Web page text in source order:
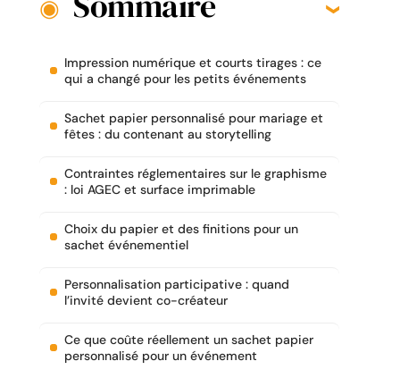
Impression numérique et courts tirages : ce
qui a changé pour les petits événements
Sachet papier personnalisé pour mariage et
fêtes : du contenant au storytelling
Contraintes réglementaires sur le graphisme
: loi AGEC et surface imprimable
Choix du papier et des finitions pour un
sachet événementiel
Personnalisation participative : quand
l’invité devient co-créateur
Ce que coûte réellement un sachet papier
personnalisé pour un événement